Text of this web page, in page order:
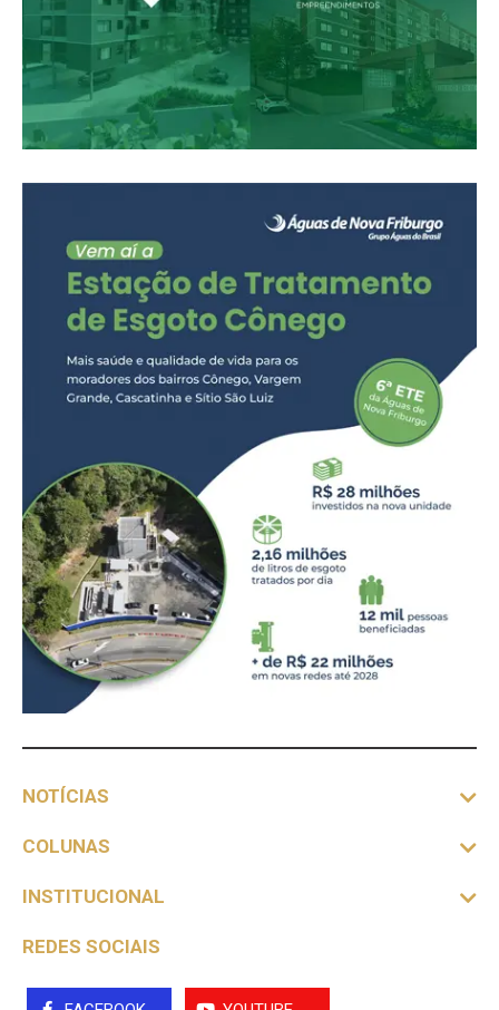
NOTÍCIAS
COLUNAS
INSTITUCIONAL
REDES SOCIAIS